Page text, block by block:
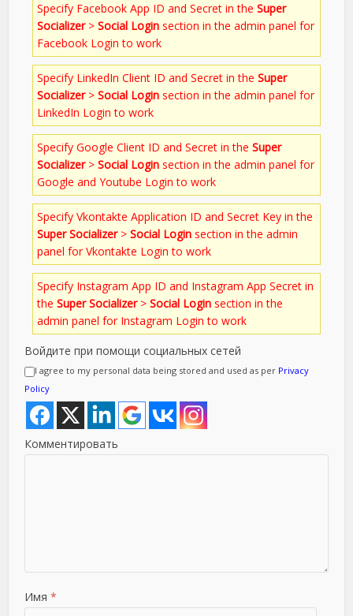
Specify Facebook App ID and Secret in theSuper
Socializer>Social Login section in the admin panel for
Facebook Login to work
Specify LinkedIn Client ID and Secret in theSuper
Socializer>Social Login section in the admin panel for
LinkedIn Login to work
Specify Google Client ID and Secret in theSuper
Socializer>Social Login section in the admin panel for
Google and Youtube Login to work
Specify Vkontakte Application ID and Secret Key in the
Super Socializer>Social Login section in the admin
panel for Vkontakte Login to work
Specify Instagram App ID and Instagram App Secret in
theSuper Socializer>Social Login section in the
admin panel for Instagram Login to work
Войдите при помощи социальных сетей
I agree to my personal data being stored and used as per Privacy
Policy
Комментировать
Имя *